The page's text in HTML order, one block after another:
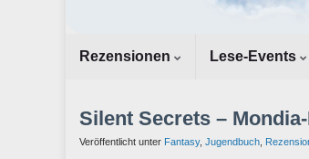
Rezensionen Lese-Events
Silent Secrets –
Veröffentlicht unter Fantasy, Jugendbuch